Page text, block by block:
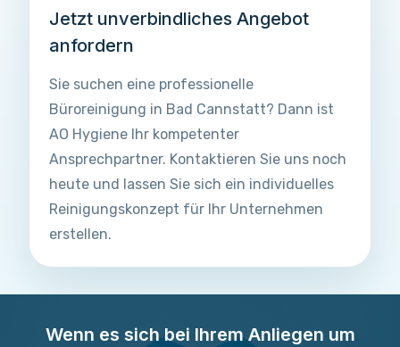
Jetzt unverbindliches Angebot
anfordern
Sie suchen eine professionelle
Büroreinigung in Bad Cannstatt? Dann ist
AO Hygiene Ihr kompetenter
Ansprechpartner. Kontaktieren Sie uns noch
heute und lassen Sie sich ein individuelles
Reinigungskonzept für Ihr Unternehmen
erstellen.
Wenn es sich bei Ihrem Anliegen um